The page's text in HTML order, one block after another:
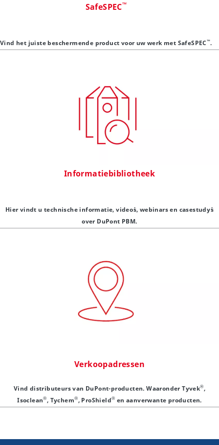
SafeSPEC™
Vind het juiste beschermende product voor uw werk met SafeSPEC™.
Informatiebibliotheek
Hier vindt u technische informatie, video´s, webinars en casestudy´s
over DuPont PBM.
Verkoopadressen
Vind distributeurs van DuPont-producten. Waaronder Tyvek®,
Isoclean®, Tychem®, ProShield® en aanverwante producten.